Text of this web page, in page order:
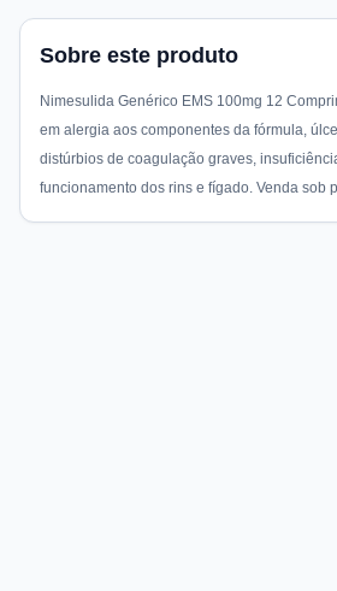
Sobre este produto
Nimesulida Genérico EMS 100mg 12
em alergia aos componentes da fórmula,
distúrbios de coagulação graves,
funcionamento dos rins e fígado. Venda sob